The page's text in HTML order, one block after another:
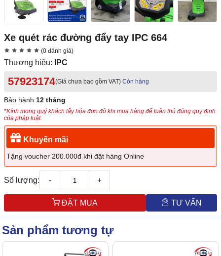
Xe quét rác đường đẩy tay IPC 664
(0 đánh giá)
Thương hiệu: IPC
57923174(Giá chưa bao gồm VAT) Còn hàng
Bảo hành 12 tháng
*Kính mong quý khách lấy hóa đơn đỏ khi mua hàng để tuân thủ đúng quy định
của pháp luật.
Khuyến mãi
Tặng voucher 200.000đ khi đặt hàng Online
Số lượng: - +
ĐẶT MUA TƯ VẤN
Sản phẩm tương tự